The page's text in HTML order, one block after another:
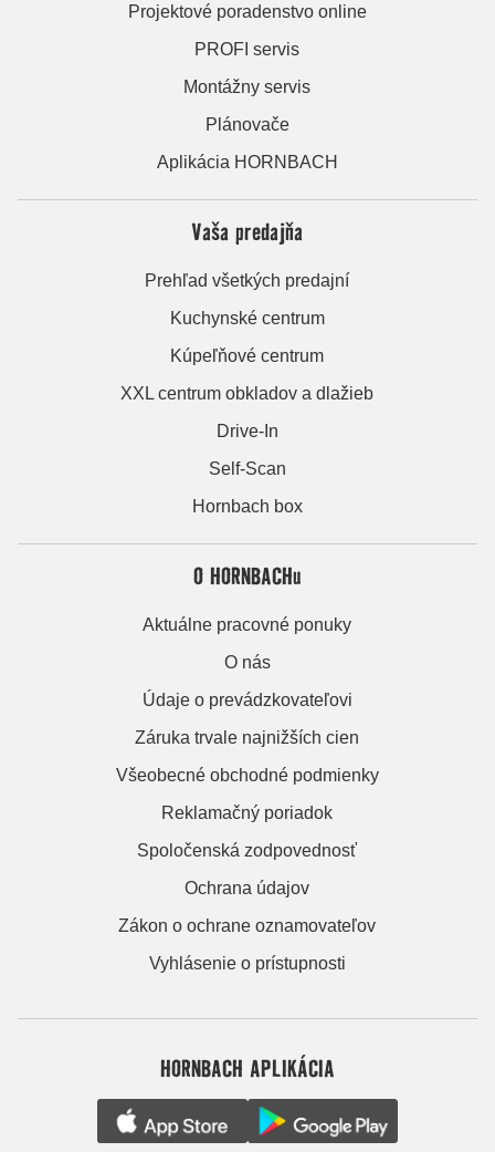
Projektové poradenstvo online
PROFI servis
Montážny servis
Plánovače
Aplikácia HORNBACH
Vaša predajňa
Prehľad všetkých predajní
Kuchynské centrum
Kúpeľňové centrum
XXL centrum obkladov a dlažieb
Drive-In
Self-Scan
Hornbach box
O HORNBACHu
Aktuálne pracovné ponuky
O nás
Údaje o prevádzkovateľovi
Záruka trvale najnižších cien
Všeobecné obchodné podmienky
Reklamačný poriadok
Spoločenská zodpovednosť
Ochrana údajov
Zákon o ochrane oznamovateľov
Vyhlásenie o prístupnosti
HORNBACH APLIKÁCIA